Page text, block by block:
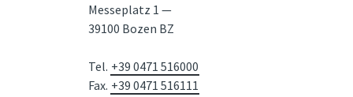
Messeplatz 1 —
39100 Bozen BZ
Tel. +39 0471 516000
Fax. +39 0471 516111